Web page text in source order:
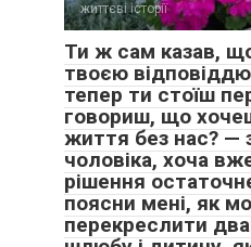
життєві історії
Ти ж сам казав,
твоєю
тепер ти стоїш
говориш, що
життя без нас? —
чоловіка, хоча
рішення
поясни мені, як
перекреслити